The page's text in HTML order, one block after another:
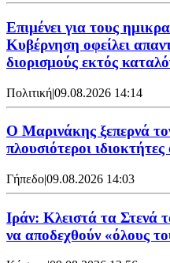
Επιμένει για τους
Κυβέρνηση οφείλει
διορισμούς εκτός
Πολιτική|09.08.2026 14:14
Ο Μαρινάκης ξεπερνά
πλουσιότεροι
Γήπεδο|09.08.2026 14:03
Ιράν: Κλειστά τα Στενά
να αποδεχθούν «όλους